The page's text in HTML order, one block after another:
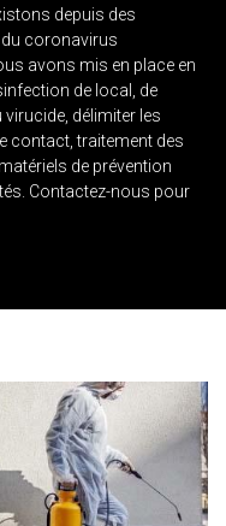
depuis des
du coronavirus
avons mis en place en
de local, de
virucide, délimiter les
contact, traitement des
de prévention
Contactez-nous pour